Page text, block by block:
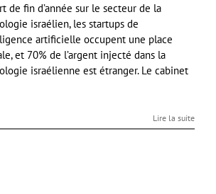
de fin d’année sur le secteur de la
israélien, les startups de
artificielle occupent une place
et 70% de l’argent injecté dans la
israélienne est étranger. Le cabinet
Lire la suite